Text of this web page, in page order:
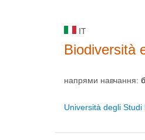
IT
Biodiversità
напрями навчання:
Università degli Studi